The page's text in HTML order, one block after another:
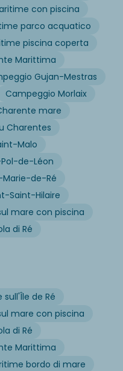
con piscina
parco acquatico
piscina coperta
Marittima
Gujan-Mestras
Campeggio Morlaix
mare
Charentes
Malo
de-Léon
de-Ré
Saint-Hilaire
mare con piscina
di Ré
de Ré
mare con piscina
di Ré
Marittima
bordo di mare